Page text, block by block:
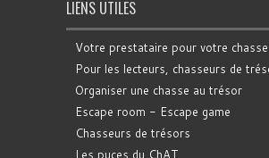
LIENS UTILES
Votre prestataire pour votre
Pour les lecteurs, chasseurs de
Organiser une chasse au trésor
Escape room - Escape game
Chasseurs de trésors
Les puces du ChAT